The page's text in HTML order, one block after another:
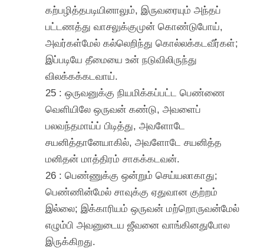
கற்பழித்தபடியினாலும், இருவரையும் அந்தப்
பட்டணத்து வாசலுக்குமுன் கொண்டுபோய்,
அவர்கள்மேல் கல்லெறிந்து கொல்லக்கடவீர்கள்;
இப்படியே தீமையை உன் நடுவிலிருந்து
விலக்கக்கடவாய்.
25 : ஒருவனுக்கு நியமிக்கப்பட்ட பெண்ணை
வெளியிலே ஒருவன் கண்டு, அவளைப்
பலவந்தமாய்ப் பிடித்து, அவளோடே
சயனித்தானேயாகில், அவளோடே சயனித்த
மனிதன் மாத்திரம் சாகக்கடவன்.
26 : பெண்ணுக்கு ஒன்றும் செய்யலாகாது;
பெண்ணின்மேல் சாவுக்கு ஏதுவான குற்றம்
இல்லை; இக்காரியம் ஒருவன் மற்றொருவன்மேல்
எழும்பி அவனுடைய ஜீவனை வாங்கினதுபோல
இருக்கிறது.